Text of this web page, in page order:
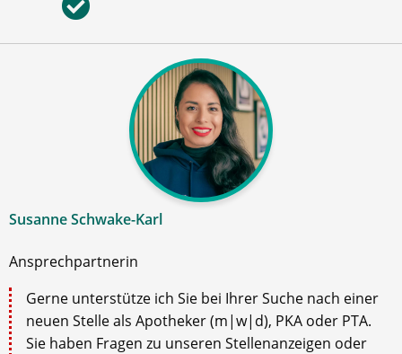
Susanne Schwake-Karl
Ansprechpartnerin
Gerne unterstütze ich Sie bei Ihrer Suche nach einer
neuen Stelle als Apotheker (m|w|d), PKA oder PTA.
Sie haben Fragen zu unseren Stellenanzeigen oder